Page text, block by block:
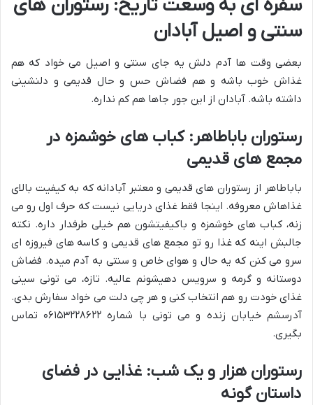
سفره ای به وسعت تاریخ: رستوران های
سنتی و اصیل آبادان
بعضی وقت ها آدم دلش یه جای سنتی و اصیل می خواد که هم
غذاش خوب باشه و هم فضاش حس و حال قدیمی و دلنشینی
داشته باشه. آبادان از این جور جاها هم کم نداره.
رستوران باباطاهر: کباب های خوشمزه در
مجمع های قدیمی
باباطاهر از رستوران های قدیمی و معتبر آبادانه که به کیفیت بالای
غذاهاش معروفه. اینجا فقط غذای دریایی نیست که حرف اول رو می
زنه، کباب های خوشمزه و باکیفیتشون هم خیلی طرفدار داره. نکته
جالبش اینه که غذا رو تو مجمع های قدیمی و کاسه های فیروزه ای
سرو می کنن که یه حال و هوای خاص و سنتی به آدم میده. فضاش
دوستانه و گرمه و سرویس دهیشونم عالیه. تازه، می تونی سینی
غذای خودت رو هم انتخاب کنی و هر چی دلت می خواد سفارش بدی.
آدرسشم خیابان زنده و می تونی با شماره ۰۶۱۵۳۲۲۸۶۲۲ تماس
بگیری.
رستوران هزار و یک شب: غذایی در فضای
داستان گونه